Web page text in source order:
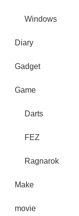
Windows
Diary
Gadget
Game
Darts
FEZ
Ragnarok
Make
movie